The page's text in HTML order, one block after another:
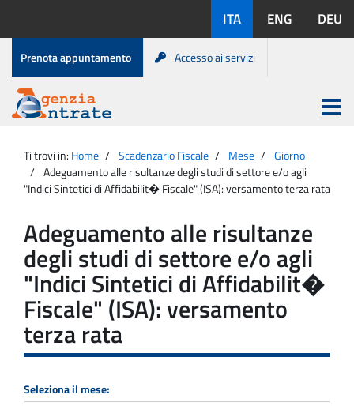
contenuto
disponibili:
ITA ENG DEU
Menu
di
servizio
Prenota appuntamento Accesso ai servizi
Agenzia
Entrate
Apri
menu
principale
Ti trovi in: Home Scadenzario Fiscale Mese
Giorno
Adeguamento alle risultanze degli studi di settore e/o agli
"Indici Sintetici di Affidabilit� Fiscale" (ISA): versamento terza rata
Adeguamento alle risultanze
degli studi di settore e/o agli
"Indici Sintetici di Affidabilit�
Fiscale" (ISA): versamento
terza rata
Seleziona il mese: